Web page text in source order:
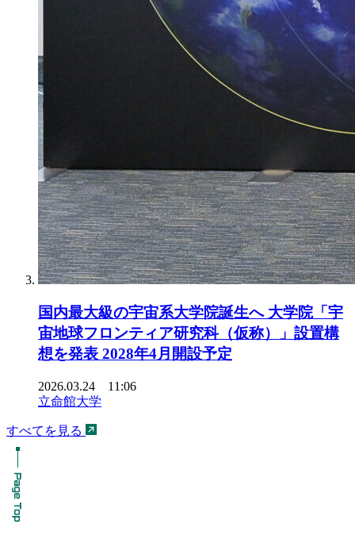
国内最大級の宇宙系大学院誕生へ 大学院「宇
宙地球フロンティア研究科（仮称）」設置構
想を発表 2028年4月開設予定
2026.03.24 11:06
立命館大学
すべてを見る